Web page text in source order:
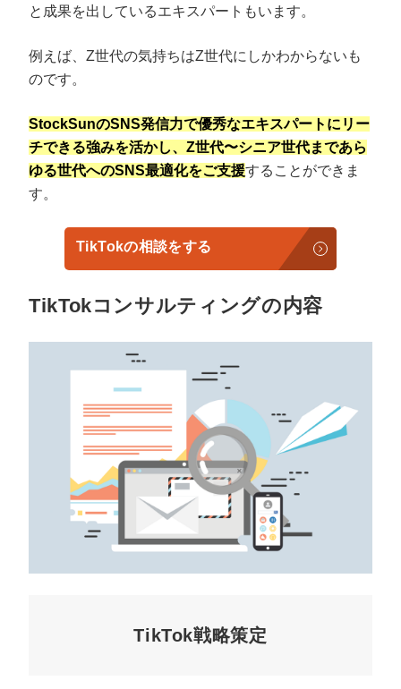
と成果を出しているエキスパートもいます。
例えば、Z世代の気持ちはZ世代にしかわからないも
のです。
StockSunのSNS発信力で優秀なエキスパートにリー
チできる強みを活かし、Z世代〜シニア世代まであら
ゆる世代へのSNS最適化をご支援することができま
す。
TikTokの相談をする
TikTokコンサルティングの内容
TikTok戦略策定